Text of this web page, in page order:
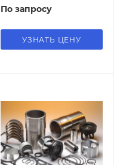
По запросу
УЗНАТЬ ЦЕНУ